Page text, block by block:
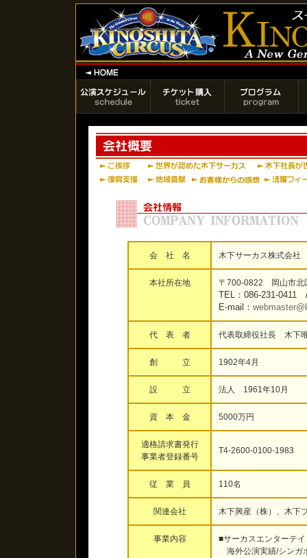
会 社 名 木下サーカス株式会社
本社所在地 〒700-0822 岡山市北
TEL：086-231-0411
E-mail：
代 表 者 代表取締役社長 木下
創 立 1902年4月
設 立 法人 1961年10月
資 本 金 5000万円
適格請求書発行
事業者登録番号
T4-2600-0100-1983
従 業 員 110名
関連会社 木下興産（株）、木下
事業内容
■サーカスエンターテ
海外公演実績/シンガ